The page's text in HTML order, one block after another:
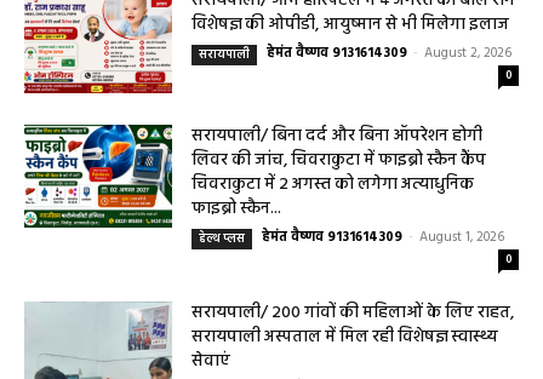
महासमुंद हेमंत वैष्णव 9131614309 - August 2, 2026
0
सरायपाली/ ओम हॉस्पिटल में 4 अगस्त को बाल रोग
सरायपाली हेमंत वैष्णव 9131614309 - August 2, 2026
सरायपाली/ बिना दर्द और बिना ऑपरेशन होगी
लिवर की जांच, चिवराकुटा में फाइब्रो स्कैन कैंप
हेल्थ प्लस हेमंत वैष्णव 9131614309 - August 1, 2026